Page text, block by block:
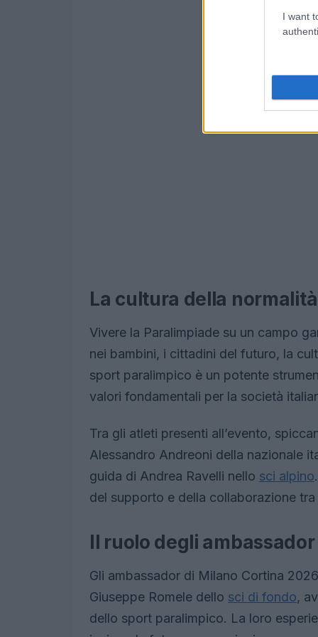
I want
La cultura della
Vivere la Paralimpiade su un campo
nei bambini, i cittadini del futuro, la
sport paralimpico è un potente
valori fondamentali per la società
Tra gli atleti presenti all’evento,
Alessandro Andreoni della nazionale
guida di Andrea Ravelli nello sci alpino
del supporto e della collaborazione
Il ruolo degli
Gli ambassador di Milano Cortina
Giuseppe Romele dello sci di fondo,
dello sport paralimpico. La loro